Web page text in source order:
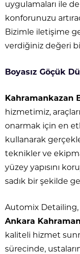
uygulamaları ile
konforunuzu
Bizimle iletişime
verdiğiniz değeri
Boyasız Göçük
Kahramankazan
hizmetimiz,
onarmak için en
kullanarak
teknikler ve
yüzey yapısını
sadık bir şekilde
Automix
Ankara
kaliteli hizmet
sürecinde,